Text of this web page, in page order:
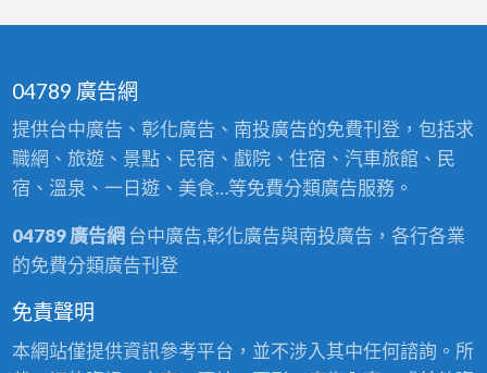
04789 廣告網
提供台中廣告、彰化廣告、南投廣告的免費刊登，包括求
職網、旅遊、景點、民宿、戲院、住宿、汽車旅館、民
宿、溫泉、一日遊、美食…等免費分類廣告服務。
04789 廣告網 台中廣告,彰化廣告與南投廣告，各行各業
的免費分類廣告刊登
免責聲明
本網站僅提供資訊參考平台，並不涉入其中任何諮詢。所